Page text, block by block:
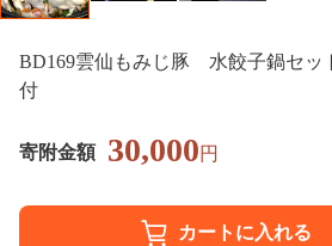
BD169雲仙もみじ豚 水餃子鍋セッ
付
寄附金額 30,000円